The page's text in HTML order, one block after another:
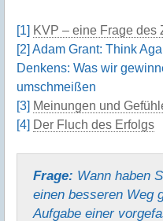
[1] KVP – eine Frage des
[2] Adam Grant: Think
Denkens: Was wir
umschmeißen
[3] Meinungen und
[4] Der Fluch des Erfolgs
Frage: Wann haben
einen besseren Weg
Aufgabe einer